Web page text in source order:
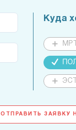
Куда
ОТПРАВИТЬ ЗАЯВКУ